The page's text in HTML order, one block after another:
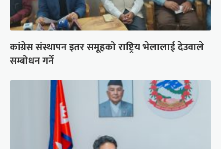
कांग्रेस संस्थापन इतर समूहको राष्ट्रिय भेलालाई देउवाले
सम्बोधन गर्ने